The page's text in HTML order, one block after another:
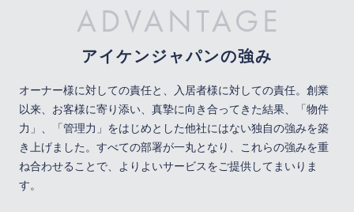
ADVANTAGE
アイケンジャパンの強み
オーナー様に対しての責任と、入居者様に対しての責任。創業
以来、お客様に寄り添い、真摯に向き合ってきた結果、
「物件
力」、「管理力」をはじめとした他社にはない独自の強みを築
き上げました。 すべての部署が一丸となり、これらの強みを重
ね合わせることで、よりよいサービスをご提供してまいりま
す。